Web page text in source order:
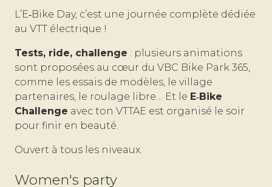
L’E‑Bike Day, c’est une journée complète dédiée
au VTT électrique !
Tests, ride, challenge : plusieurs animations
sont proposées au cœur du VBC Bike Park 365,
comme les essais de modèles, le village
partenaires, le roulage libre… Et le E‑Bike
Challenge avec ton VTTAE est organisé le soir
pour finir en beauté.
Ouvert à tous les niveaux.
Women's party